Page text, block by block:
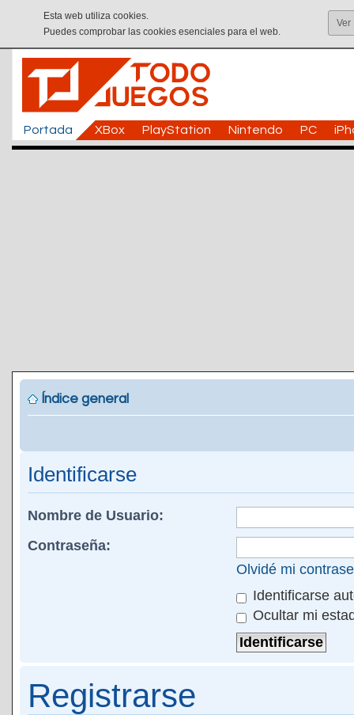
Esta web utiliza cookies.
Puedes comprobar las cookies esenciales para el web.
Ver
Portada XBox PlayStation Nintendo PC
Índice general
Identificarse
Nombre de Usuario:
Contraseña:
Olvidé mi
Identificarse
Ocultar mi
Registrarse